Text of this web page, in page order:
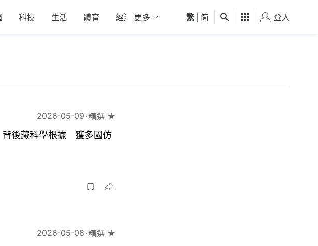
科技 生活 體育 經濟 01深圳 觀點 健康 好食玩飛
更多 繁 简 登入
2026-05-09 精選 ★
背後藏科學根據 獲多國仿
2026-05-08 精選 ★